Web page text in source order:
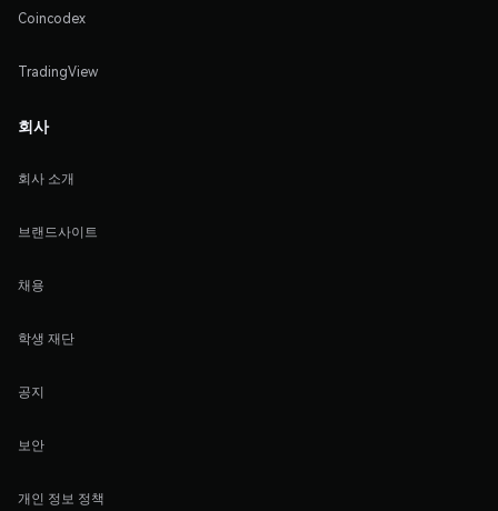
Coincodex
TradingView
회사
회사 소개
브랜드사이트
채용
학생 재단
공지
보안
개인 정보 정책